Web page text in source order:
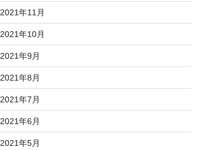
2021年11月
2021年10月
2021年9月
2021年8月
2021年7月
2021年6月
2021年5月